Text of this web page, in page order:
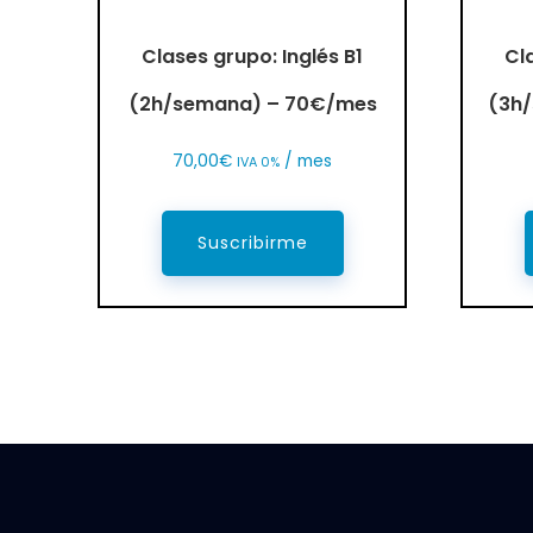
Clases grupo: Inglés B1
(2h/semana) – 70€/mes
70,00€ IVA 0% / mes
Suscribirme